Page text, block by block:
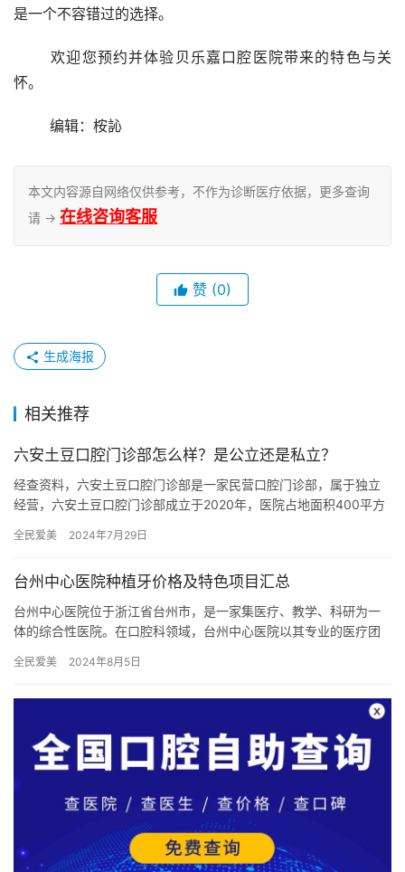
是一个不容错过的选择。
	欢迎您预约并体验贝乐嘉口腔医院带来的特色与关
怀。
	编辑：桉訫
本文内容源自网络仅供参考，不作为诊断医疗依据，更多查询
请 → 在线咨询客服
赞 (0)
生成海报
相关推荐
六安土豆口腔门诊部怎么样？是公立还是私立？
经查资料，六安土豆口腔门诊部是一家民营口腔门诊部，属于独立
经营，六安土豆口腔门诊部成立于2020年，医院占地面积400平方
全民爱美 2024年7月29日
台州中心医院种植牙价格及特色项目汇总
台州中心医院位于浙江省台州市，是一家集医疗、教学、科研为一
体的综合性医院。在口腔科领域，台州中心医院以其专业的医疗团
台州中…
全民爱美 2024年8月5日